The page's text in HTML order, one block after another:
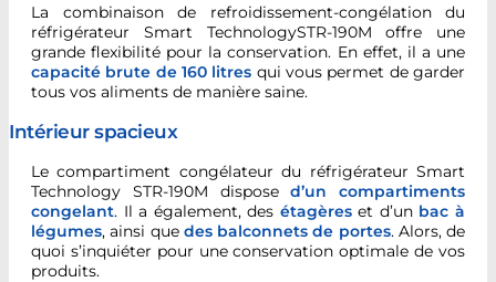
La combinaison de refroidissement-congélation du
réfrigérateur Smart TechnologySTR-190M offre une
grande flexibilité pour la conservation. En effet, il a une
capacité brute de 160 litres qui vous permet de garder
tous vos aliments de manière saine.
Intérieur spacieux
Le compartiment congélateur du réfrigérateur Smart
Technology STR-190M disposed’un compartiments
congelant. Il a également, des étagèreset d’un bac à
légumes, ainsi que des balconnets de portes. Alors, de
quoi s’inquiéter pour une conservation optimale de vos
produits.